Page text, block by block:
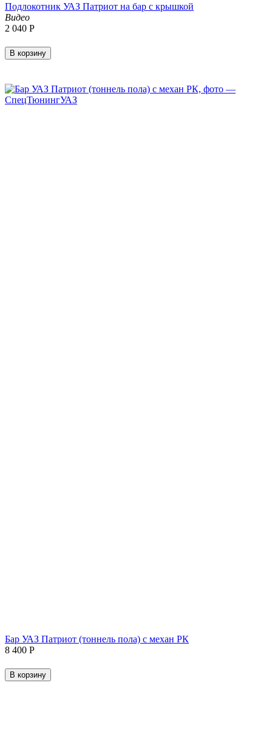
Подлокотник УАЗ Патриот на бар с крышкой
Видео
2 040 Р
В корзину
Бар УАЗ Патриот (тоннель пола) c механ РК
8 400 Р
В корзину